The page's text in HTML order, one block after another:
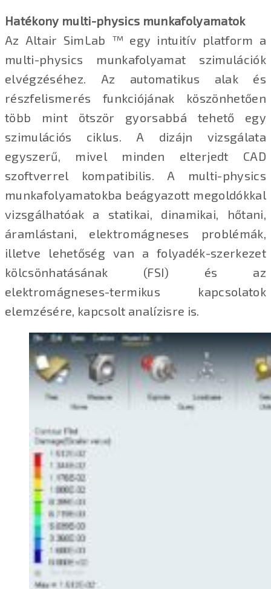
Hatékony multi-physics munkafolyamatok
Az Altair SimLab ™ egy intuitív platform a
multi-physics munkafolyamat szimulációk
elvégzéséhez. Az automatikus alak és
részfelismerés funkciójának köszönhetően
több mint ötször gyorsabbá tehető egy
szimulációs ciklus. A dizájn vizsgálata
egyszerű, mivel minden elterjedt CAD
szoftverrel kompatibilis. A multi-physics
munkafolyamatokba beágyazott megoldókkal
vizsgálhatóak a statikai, dinamikai, hőtani,
áramlástani, elektromágneses problémák,
illetve lehetőség van a folyadék-szerkezet
kölcsönhatásának (FSI) és az
elektromágneses-termikus kapcsolatok
elemzésére, kapcsolt analízisre is.